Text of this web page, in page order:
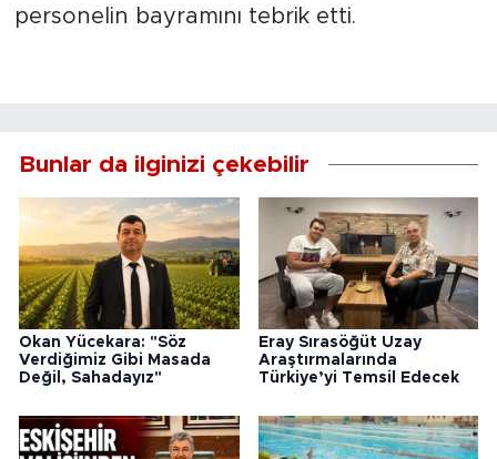
personelin bayramını tebrik etti.
Bunlar da ilginizi çekebilir
Okan Yücekara: "Söz
Verdiğimiz Gibi Masada
Değil, Sahadayız"
Eray Sırasöğüt Uzay
Araştırmalarında
Türkiye’yi Temsil Edecek